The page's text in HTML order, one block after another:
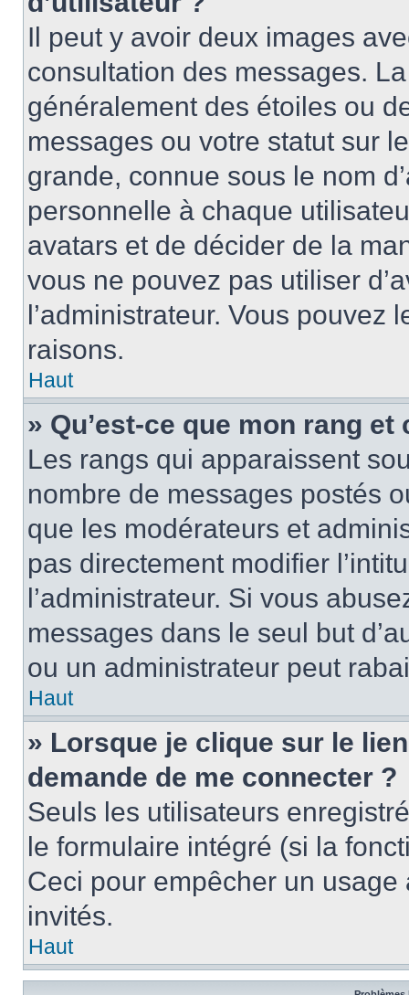
Il peut y avoir deux images
consultation des messages.
généralement des étoiles ou
messages ou votre statut sur
grande, connue sous le nom
personnelle à chaque
avatars et de décider de la
vous ne pouvez pas utiliser
l’administrateur. Vous pouvez
raisons.
Haut
» Qu’est-ce que mon rang
Les rangs qui apparaissent
nombre de messages postés
que les modérateurs et
pas directement modifier
l’administrateur. Si vous
messages dans le seul but
ou un administrateur peut
Haut
» Lorsque je clique sur le
demande de me connecter ?
Seuls les utilisateurs
le formulaire intégré (si la
Ceci pour empêcher un
invités.
Haut